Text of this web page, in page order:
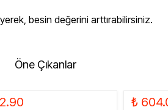
besin değerini arttırabilirsiniz.
Öne Çıkanlar
₺